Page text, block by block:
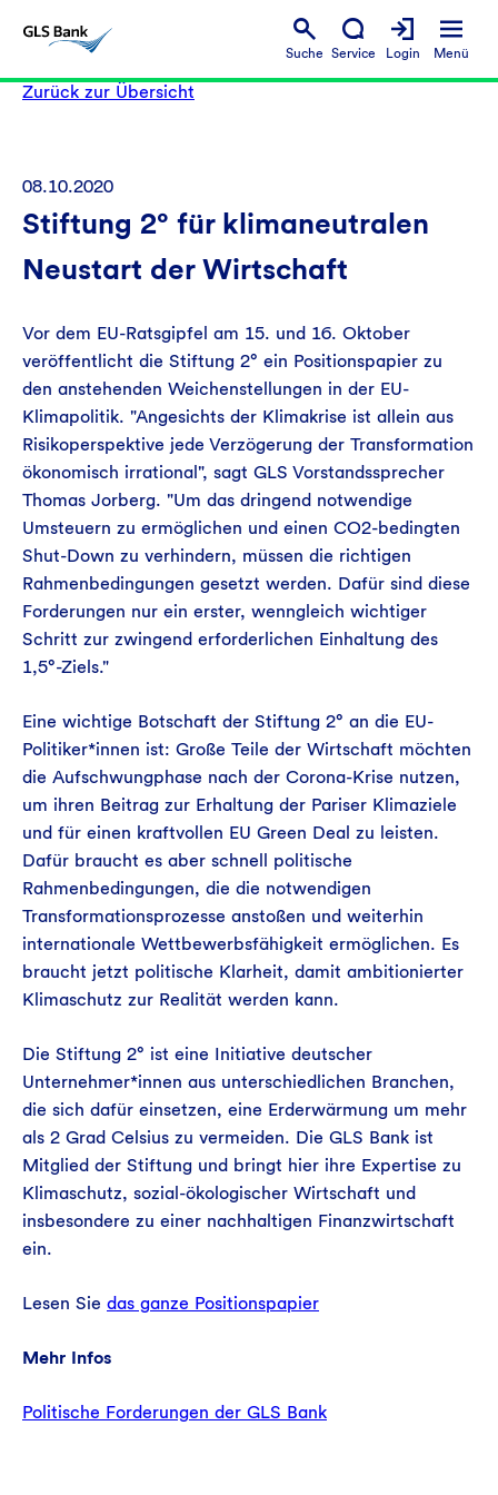
Suche Service Login Menü
Zurück zur Übersicht
08.10.2020
Stiftung 2° für klimaneutralen
Neustart der Wirtschaft
Vor dem EU-Ratsgipfel am 15. und 16. Oktober
veröffentlicht die Stiftung 2° ein Positionspapier zu
den anstehenden Weichenstellungen in der EU-
Klimapolitik. "Angesichts der Klimakrise ist allein aus
Risikoperspektive jede Verzögerung der Transformation
ökonomisch irrational", sagt GLS Vorstandssprecher
Thomas Jorberg. "Um das dringend notwendige
Umsteuern zu ermöglichen und einen CO2-bedingten
Shut-Down zu verhindern, müssen die richtigen
Rahmenbedingungen gesetzt werden. Dafür sind diese
Forderungen nur ein erster, wenngleich wichtiger
Schritt zur zwingend erforderlichen Einhaltung des
1,5°-Ziels."
Eine wichtige Botschaft der Stiftung 2° an die EU-
Politiker*innen ist: Große Teile der Wirtschaft möchten
die Aufschwungphase nach der Corona-Krise nutzen,
um ihren Beitrag zur Erhaltung der Pariser Klimaziele
und für einen kraftvollen EU Green Deal zu leisten.
Dafür braucht es aber schnell politische
Rahmenbedingungen, die die notwendigen
Transformationsprozesse anstoßen und weiterhin
internationale Wettbewerbsfähigkeit ermöglichen. Es
braucht jetzt politische Klarheit, damit ambitionierter
Klimaschutz zur Realität werden kann.
Die Stiftung 2° ist eine Initiative deutscher
Unternehmer*innen aus unterschiedlichen Branchen,
die sich dafür einsetzen, eine Erderwärmung um mehr
als 2 Grad Celsius zu vermeiden. Die GLS Bank ist
Mitglied der Stiftung und bringt hier ihre Expertise zu
Klimaschutz, sozial-ökologischer Wirtschaft und
insbesondere zu einer nachhaltigen Finanzwirtschaft
ein.
Lesen Sie das ganze Positionspapier
Mehr Infos
Politische Forderungen der GLS Bank